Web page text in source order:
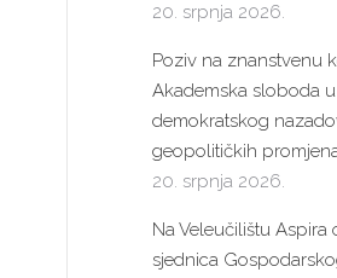
20. srpnja 2026.
Poziv na znanstvenu
Akademska sloboda
demokratskog
geopolitičkih
20. srpnja 2026.
Na Veleučilištu Aspira
sjednica